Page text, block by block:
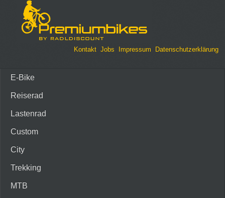
Kontakt Jobs Impressum Datenschutzerklärung
E-Bike
Reiserad
Lastenrad
Custom
City
Trekking
MTB